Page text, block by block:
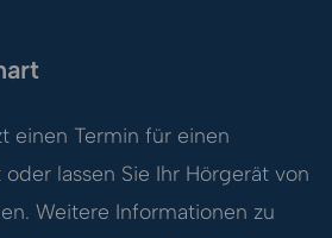
einen Termin für einen
lassen Sie Ihr Hörgerät von
Weitere Informationen zu